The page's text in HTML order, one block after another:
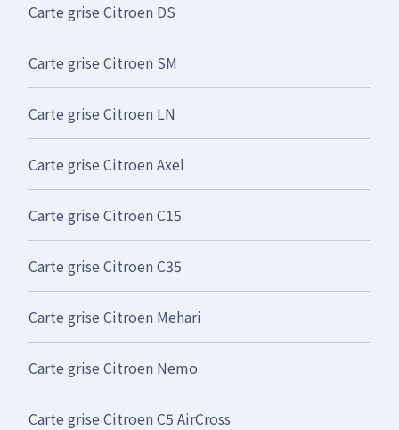
Carte grise Citroen DS
Carte grise Citroen SM
Carte grise Citroen LN
Carte grise Citroen Axel
Carte grise Citroen C15
Carte grise Citroen C35
Carte grise Citroen Mehari
Carte grise Citroen Nemo
Carte grise Citroen C5 AirCross